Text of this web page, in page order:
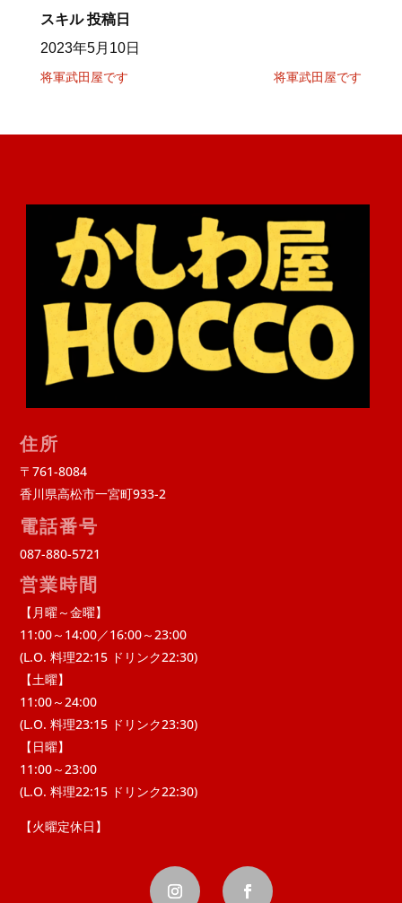
スキル 投稿日
2023年5月10日
将軍武田屋です 将軍武田屋です
住所
〒761-8084
香川県高松市一宮町933-2
電話番号
087-880-5721
営業時間
【月曜～金曜】
11:00～14:00／16:00～23:00
(L.O. 料理22:15 ドリンク22:30)
【土曜】
11:00～24:00
(L.O. 料理23:15 ドリンク23:30)
【日曜】
11:00～23:00
(L.O. 料理22:15 ドリンク22:30)
【火曜定休日】